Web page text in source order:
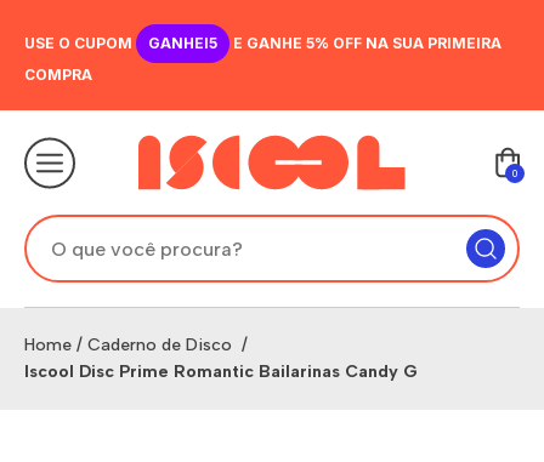
USE O CUPOM GANHEI5
E GANHE 5% OFF NA SUA PRIMEIRA
COMPRA
0
Home / Caderno de Disco /
Iscool Disc Prime Romantic Bailarinas Candy G